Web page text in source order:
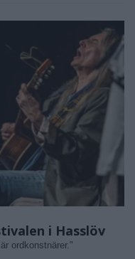
i Hasslöv
ordkonstnärer."